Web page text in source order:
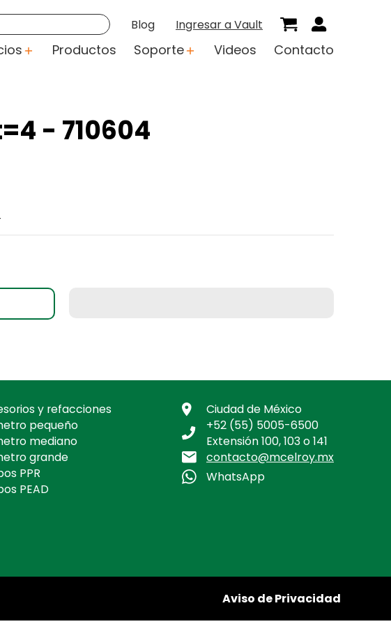
Blog Ingresar a Vault
Productos Soporte Videos Contacto
- 710604
y refacciones
pequeño
mediano
grande
PPR
PEAD
Ciudad de México
+52 (55) 5005-6500
Extensión 100, 103 o 141
contacto@mcelroy.mx
WhatsApp
Aviso de Privacidad